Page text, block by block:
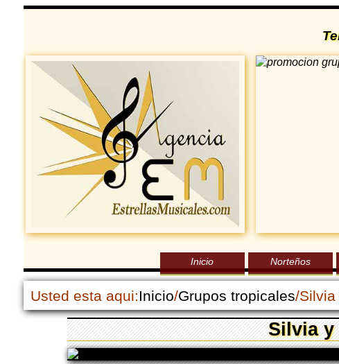
Inicio Norteños
Usted esta aqui:Inicio/Grupos tropicales/Silvia
Silvia y